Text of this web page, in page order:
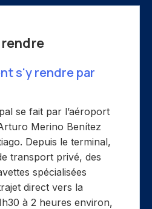
s'y rendre par
se fait par l’aéroport
Merino Benítez
Depuis le terminal,
transport privé, des
spécialisées
direct vers la
à 2 heures environ,